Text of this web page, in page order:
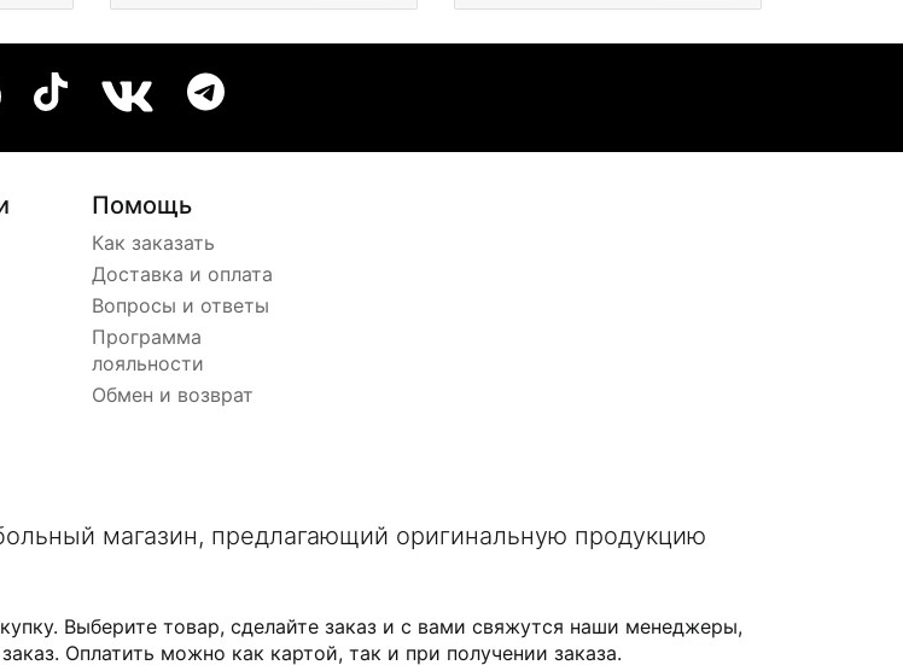
Помощь
Как заказать
Доставка и оплата
Вопросы и ответы
Программа
лояльности
Обмен и возврат
магазин, предлагающий оригинальную продукцию
Выберите товар, сделайте заказ и с вами свяжутся наши менеджеры,
Оплатить можно как картой, так и при получении заказа.